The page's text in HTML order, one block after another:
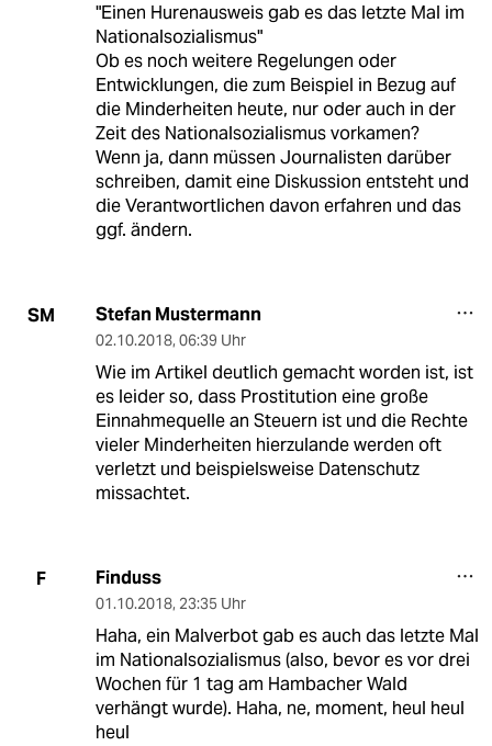
"Einen Hurenausweis gab es das letzte Mal im
Nationalsozialismus"
Ob es noch weitere Regelungen oder
Entwicklungen, die zum Beispiel in Bezug auf
die Minderheiten heute, nur oder auch in der
Zeit des Nationalsozialismus vorkamen?
Wenn ja, dann müssen Journalisten darüber
schreiben, damit eine Diskussion entsteht und
die Verantwortlichen davon erfahren und das
ggf. ändern.
SM Stefan Mustermann
02.10.2018, 06:39 Uhr
Wie im Artikel deutlich gemacht worden ist, ist
es leider so, dass Prostitution eine große
Einnahmequelle an Steuern ist und die Rechte
vieler Minderheiten hierzulande werden oft
verletzt und beispielsweise Datenschutz
missachtet.
F Finduss
01.10.2018, 23:35 Uhr
Haha, ein Malverbot gab es auch das letzte Mal
im Nationalsozialismus (also, bevor es vor drei
Wochen für 1 tag am Hambacher Wald
verhängt wurde). Haha, ne, moment, heul heul
heul